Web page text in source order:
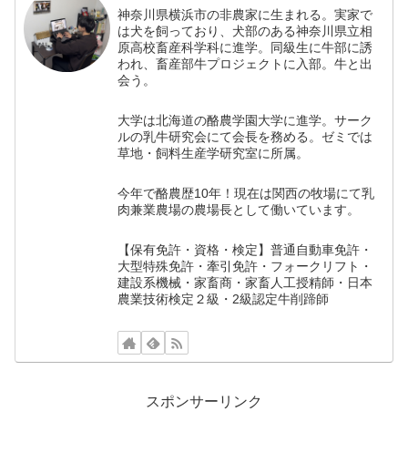
神奈川県横浜市の非農家に生まれる。実家で
は犬を飼っており、犬部のある神奈川県立相
原高校畜産科学科に進学。同級生に牛部に誘
われ、畜産部牛プロジェクトに入部。牛と出
会う。
大学は北海道の酪農学園大学に進学。サーク
ルの乳牛研究会にて会長を務める。ゼミでは
草地・飼料生産学研究室に所属。
今年で酪農歴10年！現在は関西の牧場にて乳
肉兼業農場の農場長として働いています。
【保有免許・資格・検定】普通自動車免許・
大型特殊免許・牽引免許・フォークリフト・
建設系機械・家畜商・家畜人工授精師・日本
農業技術検定２級・2級認定牛削蹄師
スポンサーリンク